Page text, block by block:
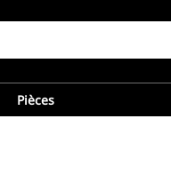
Pièces